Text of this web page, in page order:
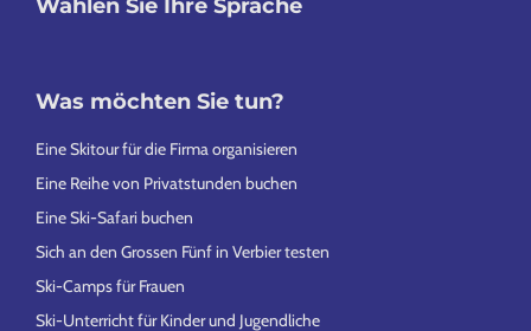
Wählen Sie Ihre Sprache
Was möchten Sie tun?
Eine Skitour für die Firma organisieren
Eine Reihe von Privatstunden buchen
Eine Ski-Safari buchen
Sich an den Grossen Fünf in Verbier testen
Ski-Camps für Frauen
Ski-Unterricht für Kinder und Jugendliche